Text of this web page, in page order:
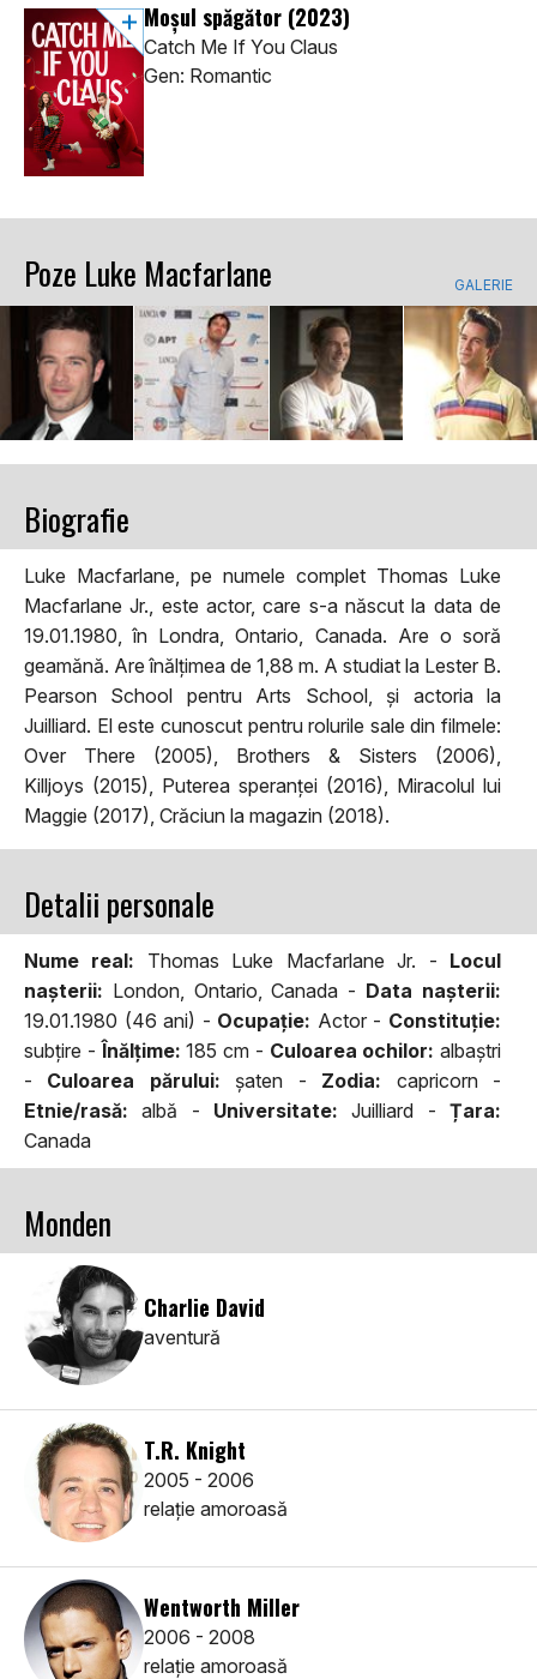
Moșul spăgător (2023)
Catch Me If You Claus
Gen: Romantic
Poze Luke Macfarlane GALERIE
Biografie
Luke Macfarlane, pe numele complet Thomas Luke
Macfarlane Jr., este actor, care s-a născut la data de
19.01.1980, în Londra, Ontario, Canada. Are o soră
geamănă. Are înălțimea de 1,88 m. A studiat la Lester B.
Pearson School pentru Arts School, și actoria la
Juilliard. El este cunoscut pentru rolurile sale din filmele:
Over There (2005), Brothers & Sisters (2006),
Killjoys (2015), Puterea speranței (2016), Miracolul lui
Maggie (2017), Crăciun la magazin (2018).
Detalii personale
Nume real: Thomas Luke Macfarlane Jr. - Locul
naşterii: London, Ontario, Canada - Data naşterii:
19.01.1980 (46 ani) - Ocupaţie: Actor - Constituţie:
subţire -Înălţime: 185 cm - Culoarea ochilor: albaştri
- Culoarea părului: şaten - Zodia: capricorn -
Etnie/rasă: albă - Universitate: Juilliard - Țara:
Canada
Monden
Charlie David
aventură
T.R. Knight
2005 - 2006
relaţie amoroasă
Wentworth Miller
2006 - 2008
relaţie amoroasă